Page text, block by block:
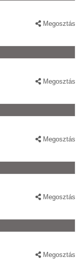
Megosztás
Megosztás
Megosztás
Megosztás
Megosztás